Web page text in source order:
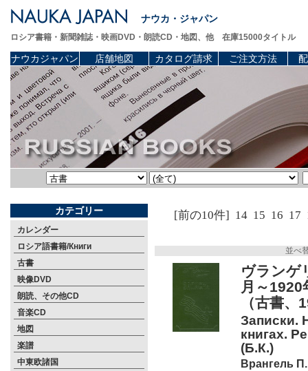
ナウカ・ジャパン
ロシア書籍・新聞雑誌・映画DVD・朗読CD・地図、他 在庫15000タイトル
ナウカジャパン 店舗地図 カタログ請求 ご注文方法
カテゴリー
カレンダー
ロシア語書籍/Книги
古書
映像DVD
朗読、その他CD
音楽CD
地図
楽譜
中東欧諸国
[前の10件] 14 15 16 17
並べ
ヴラン
月～
（古書、
Записки.
книгах.
(Б.К.)
Врангель